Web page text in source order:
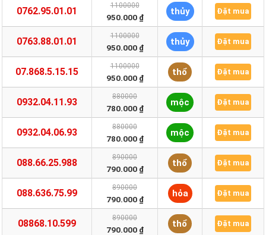
0762.95.01.01 1100000
950.000 ₫
thủy Đặt mua
0763.88.01.01 1100000
950.000 ₫
thủy Đặt mua
07.868.5.15.15 1100000
950.000 ₫
thổ Đặt mua
0932.04.11.93 880000
780.000 ₫
mộc Đặt mua
0932.04.06.93 880000
780.000 ₫
mộc Đặt mua
088.66.25.988 890000
790.000 ₫
thổ Đặt mua
088.636.75.99 890000
790.000 ₫
hỏa Đặt mua
08868.10.599 890000
790.000 ₫
thổ Đặt mua